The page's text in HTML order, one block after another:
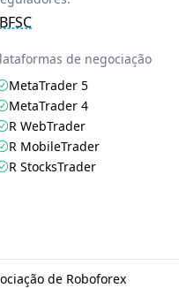
BFSC
de negociação
MetaTrader 5
MetaTrader 4
R WebTrader
R MobileTrader
R StocksTrader
de Roboforex